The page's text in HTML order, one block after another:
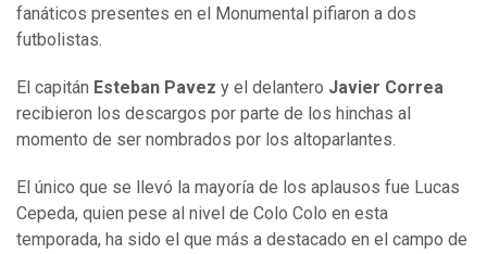
fanáticos presentes en el Monumental pifiaron a dos
futbolistas.
El capitán Esteban Pavez y el delantero Javier Correa
recibieron los descargos por parte de los hinchas al
momento de ser nombrados por los altoparlantes.
El único que se llevó la mayoría de los aplausos fue Lucas
Cepeda, quien pese al nivel de Colo Colo en esta
temporada, ha sido el que más a destacado en el campo de